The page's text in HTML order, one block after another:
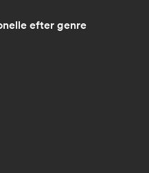
efter genre